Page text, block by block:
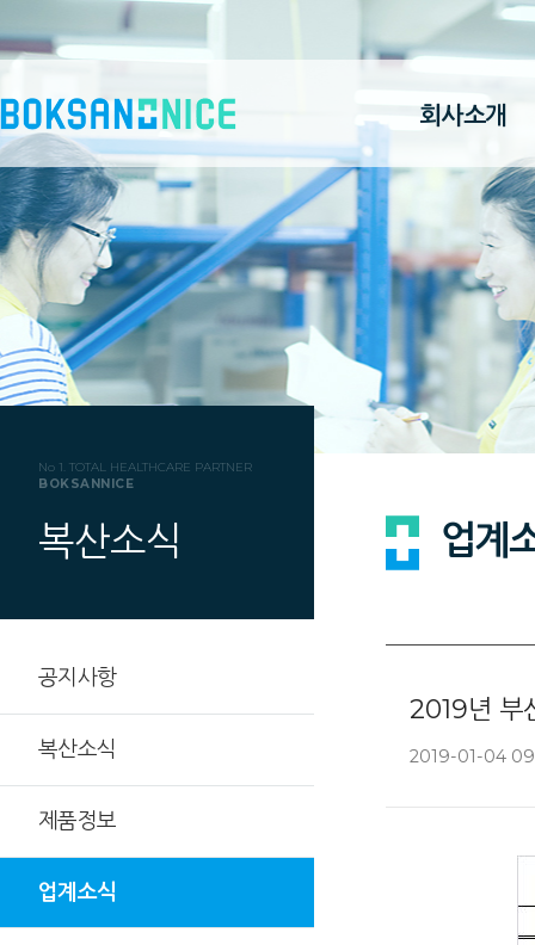
회사소개
No 1. TOTAL HEALTHCARE PARTNER
BOKSANNICE
복산소식
공지사항
복산소식
제품정보
업계소식
업계
2019년 부
2019-01-04